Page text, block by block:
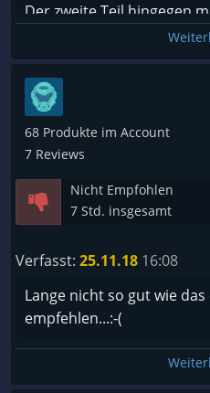
Der zweite Teil hingegen
was man im ersten noch
Kameraführung ist ne
sich einfach nur eklig an
Darstellungen sind selbst
Scherz.
Ich hoffe sehr, dass sich
an diesem Müll.
68 Produkte im Account
7 Reviews
Nicht Empfohlen
7 Std. insgesamt
Verfasst: 25.11.18 16:08
Lange nicht so gut wie
empfehlen...:-(